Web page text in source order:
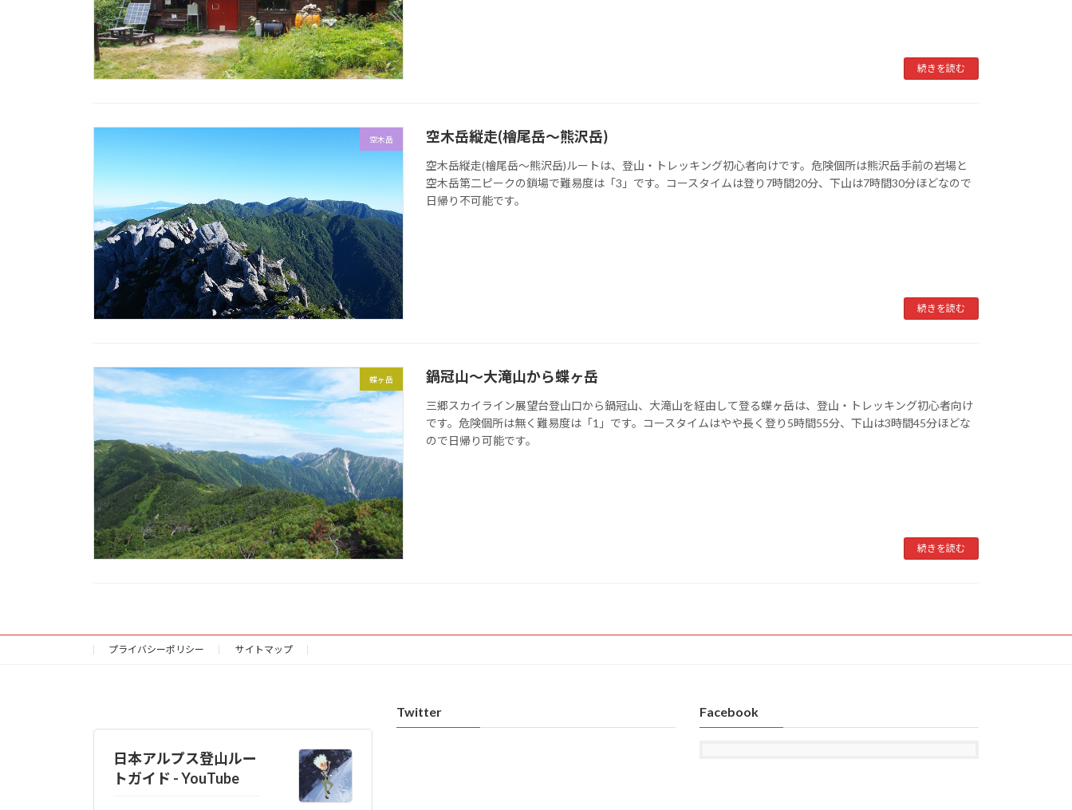
続きを読む
空木岳 空木岳縦走(檜尾岳～熊沢岳)
空木岳縦走(檜尾岳～熊沢岳)ルートは、登山・トレッキング初心者向けです。危険個所は熊沢岳手前の岩場と
空木岳第二ピークの鎖場で難易度は「3」です。コースタイムは登り7時間20分、下山は7時間30分ほどなので
日帰り不可能です。
続きを読む
蝶ヶ岳 鍋冠山～大滝山から蝶ヶ岳
三郷スカイライン展望台登山口から鍋冠山、大滝山を経由して登る蝶ヶ岳は、登山・トレッキング初心者向け
です。危険個所は無く難易度は「1」です。コースタイムはやや長く登り5時間55分、下山は3時間45分ほどな
ので日帰り可能です。
続きを読む
プライバシーポリシー サイトマップ
日本アルプス登山ルー
トガイド - YouTube
Twitter Facebook